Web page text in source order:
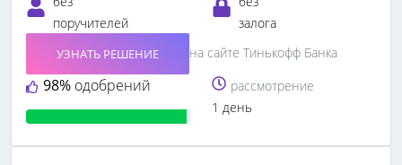
поручителей
залога
98% одобрений
УЗНАТЬ РЕШЕНИЕ
на сайте Тинькофф Банка
рассмотрение
1 день